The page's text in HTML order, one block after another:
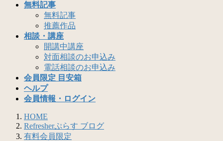
無料記事
無料記事
推薦作品
相談・講座
開講中講座
対面相談のお申込み
電話相談のお申込み
会員限定 目安箱
ヘルプ
会員情報・ログイン
HOME
Refresherぷらす ブログ
有料会員限定